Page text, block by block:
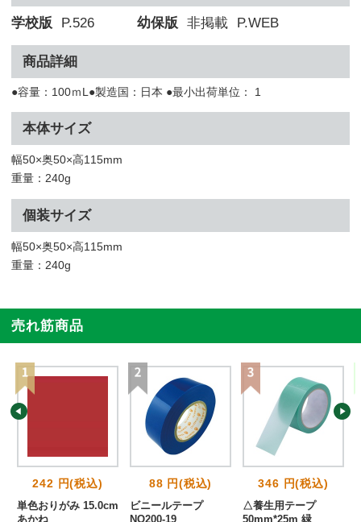
学校版 P.526 幼保版 非掲載 P.WEB
商品詳細
●容量：100ｍL●製造国：日本 ●最小出荷単位： 1
本体サイズ
幅50×奥50×高115mm
重量：240g
個装サイズ
幅50×奥50×高115mm
重量：240g
売れ筋商品
242 円(税込)
単色おりがみ 15.0cm
あかね
88 円(税込)
ビニールテープ
NO200-19
346 円(税込)
△養生用テープ
50mm*25m 緑